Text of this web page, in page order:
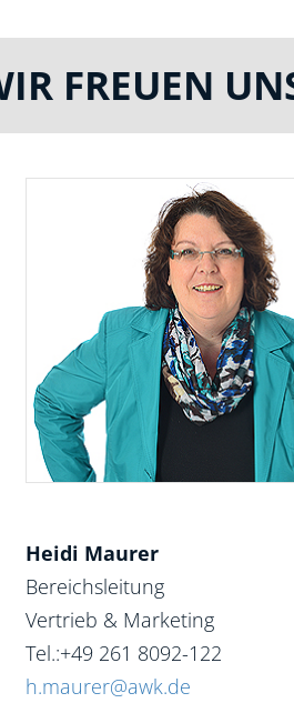
FREUEN
Heidi Maurer
Bereichsleitung
Vertrieb & Marketing
Tel.:+49 261 8092-122
h.maurer@awk.de